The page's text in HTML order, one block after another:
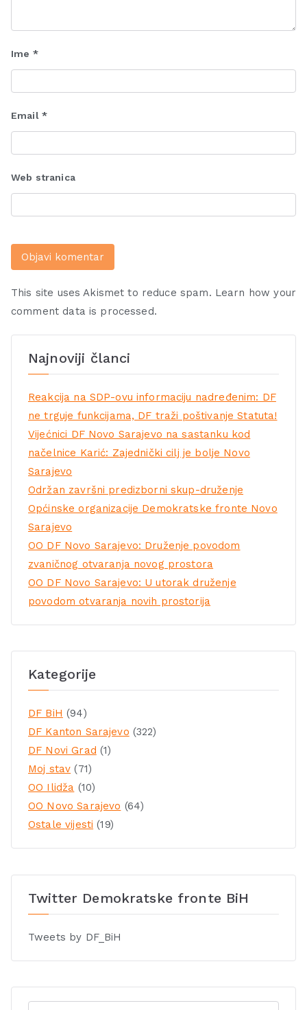
Ime *
Email *
Web stranica
This site uses Akismet to reduce spam. Learn how your
comment data is processed.
Najnoviji članci
Reakcija na SDP-ovu informaciju nadređenim: DF
ne trguje funkcijama, DF traži poštivanje Statuta!
Vijećnici DF Novo Sarajevo na sastanku kod
načelnice Karić: Zajednički cilj je bolje Novo
Sarajevo
Održan završni predizborni skup-druženje
Općinske organizacije Demokratske fronte Novo
Sarajevo
OO DF Novo Sarajevo: Druženje povodom
zvaničnog otvaranja novog prostora
OO DF Novo Sarajevo: U utorak druženje
povodom otvaranja novih prostorija
Kategorije
DF BiH (94)
DF Kanton Sarajevo (322)
DF Novi Grad (1)
Moj stav (71)
OO Ilidža (10)
OO Novo Sarajevo (64)
Ostale vijesti (19)
Twitter Demokratske fronte BiH
Tweets by DF_BiH